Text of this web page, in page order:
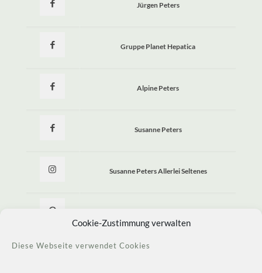
Cookie-Zustimmung verwalten
Diese Webseite verwendet Cookies
Jürgen Peters
Gruppe Planet Hepatica
Alpine Peters
Susanne Peters
Susanne Peters Allerlei Seltenes